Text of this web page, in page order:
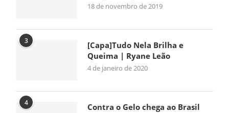
18 de novembro de 2019
3
[Capa]Tudo Nela Brilha e
Queima | Ryane Leão
4 de janeiro de 2020
4 Contra o Gelo chega ao Brasil